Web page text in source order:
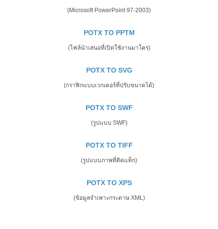
(Microsoft PowerPoint 97-2003)
POTX TO PPTM
(ไฟล์นำเสนอที่เปิดใช้งานมาโคร)
POTX TO SVG
(กราฟิกแบบเวกเตอร์ที่ปรับขนาดได้)
POTX TO SWF
(รูปแบบ SWF)
POTX TO TIFF
(รูปแบบภาพที่ติดแท็ก)
POTX TO XPS
(ข้อมูลจำเพาะกระดาษ XML)